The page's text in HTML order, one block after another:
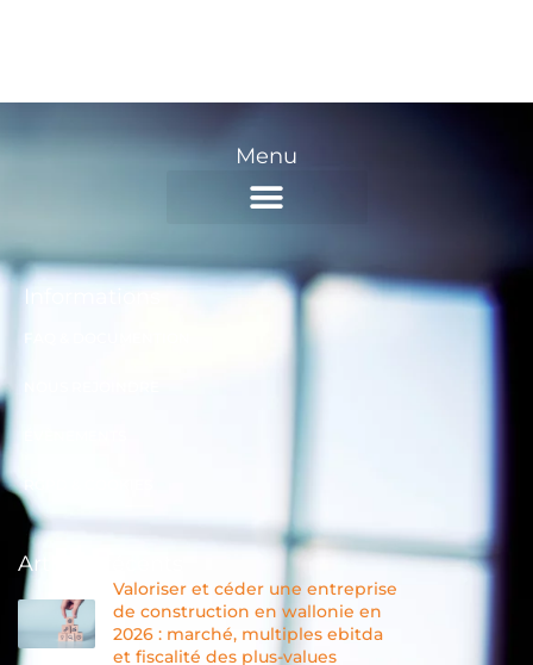
Articles récents
Valoriser et céder une entreprise
de construction en wallonie en
2026 : marché, multiples ebitda
et fiscalité des plus-values
Menu
Informations